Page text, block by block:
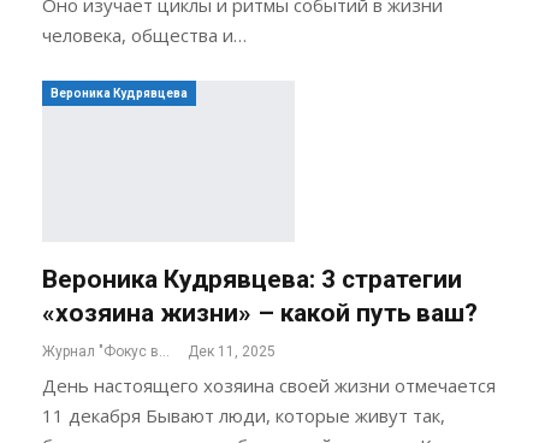
Оно изучает циклы и ритмы событий в жизни
человека, общества и…
Вероника Кудрявцева
Вероника Кудрявцева: 3 стратегии
«хозяина жизни» – какой путь ваш?
Журнал "Фокус внимания" Дек 11, 2025
День настоящего хозяина своей жизни отмечается
11 декабря Бывают люди, которые живут так,